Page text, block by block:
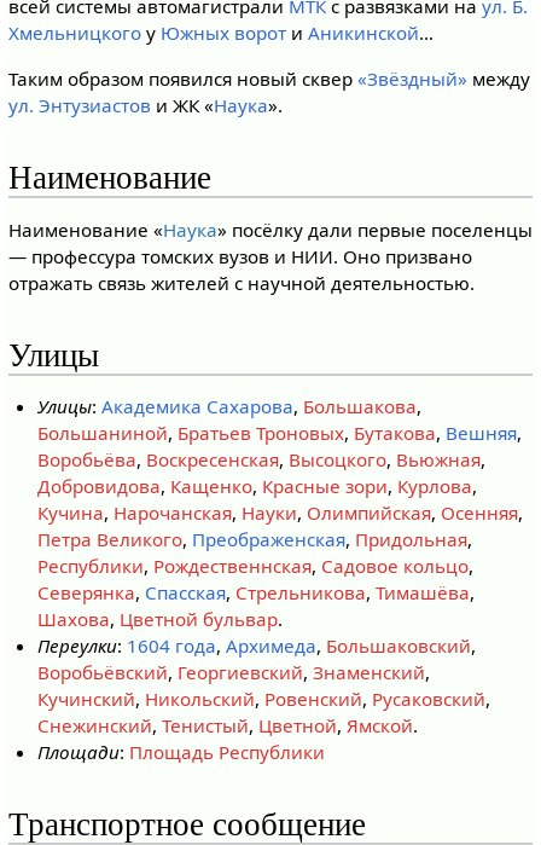
всей системы автомагистрали МТКс развязками на ул. Б.
Хмельницкогоу Южных вороти Аникинской…
Таким образом появился новый сквер «Звёздный» между
ул. Энтузиастов и ЖК «Наука».
Наименование
Наименование «Наука» посёлку дали первые поселенцы
— профессура томских вузов и НИИ. Оно призвано
отражать связь жителей с научной деятельностью.
Улицы
Улицы:Академика Сахарова, Большакова,
Большаниной, Братьев Троновых, Бутакова, Вешняя,
Воробьёва, Воскресенская, Высоцкого, Вьюжная,
Добровидова, Кащенко, Красные зори, Курлова,
Кучина, Нарочанская, Науки, Олимпийская, Осенняя,
Петра Великого, Преображенская, Придольная,
Республики, Рождественнская, Садовое кольцо,
Северянка, Спасская, Стрельникова,Тимашёва,
Шахова, Цветной бульвар.
Переулки: 1604 года,Архимеда, Большаковский,
Воробьёвский, Георгиевский,Знаменский,
Кучинский, Никольский, Ровенский, Русаковский,
Снежинский,Тенистый, Цветной, Ямской.
Площади: Площадь Республики
Транспортное сообщение